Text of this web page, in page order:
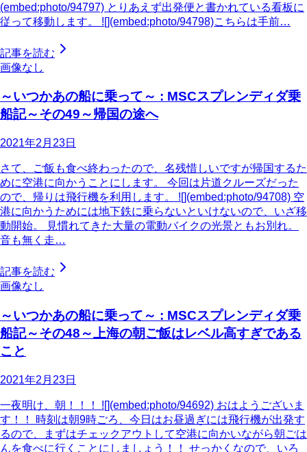
(embed:photo/94797) とりあえず出発便と書かれている看板に
従って移動します。 ![](embed:photo/94798)こちらは手前…
記事を読む
画像なし
～いつかあの船に乗って～ : MSCスプレンディダ乗
船記～その49～帰国の途へ
2021年2月23日
さて、ご飯も食べ終わったので、名残惜しいですが帰国するた
めに空港に向かうことにします。 今回は片道クルーズだった
ので、帰りは飛行機を利用します。 ![](embed:photo/94708) 空
港に向かうためには地下鉄に乗らないといけないので、いざ移
動開始。 見慣れてきた大量の電動バイクの光景ともお別れ。
音も無く走…
記事を読む
画像なし
～いつかあの船に乗って～ : MSCスプレンディダ乗
船記～その48～上海の朝ご飯はレベル高すぎである
こと
2021年2月23日
一夜明け、朝！！！ ![](embed:photo/94692) おはようございま
す！！ 時刻は朝9時ごろ、今日はお昼過ぎには飛行機が出発す
るので、まずはチェックアウトして空港に向かいながら朝ごは
んを食べに行くことにしましょう！！ せっかくなので、いろ